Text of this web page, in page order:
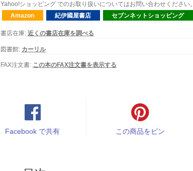
Yahoo!ショッピング でのお取り扱いについてはお問い合わせください。
Amazon
紀伊國屋書店 セブンネットショッピング
書店在庫: 近くの書店在庫を調べる
図書館: カーリル
FAX注文書: この本のFAX注文書を表示する
Facebook で共有 この商品をピン